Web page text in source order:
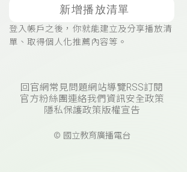
新增播放清單
登入帳戶之後，你就能建立及分享播放清
單、取得個人化推薦內容等。
回官網常見問題網站導覽RSS訂閱
官方粉絲團連絡我們 資訊安全政策
隱私保護政策版權宣告
© 國立教育廣播電台